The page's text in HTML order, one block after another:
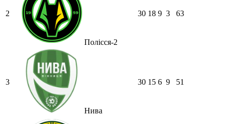
2
Полісся-2
30 18 9 3 63
3
Нива
30 15 6 9 51